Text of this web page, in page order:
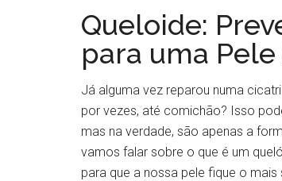
Queloide:
para uma
Já alguma vez reparou numa
por vezes, até comichão? Isso
mas na verdade, são apenas a
vamos falar sobre o que é um
para que a nossa pele fique o